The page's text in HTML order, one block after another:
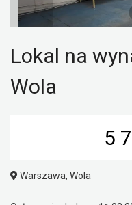
Lokal na
Wola
5
Warszawa, Wola